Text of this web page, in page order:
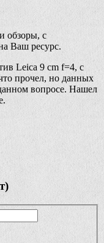
обзоры, с
Ваш ресурс.
Leica 9 cm f=4, с
прочел, но данных
вопросе. Нашел